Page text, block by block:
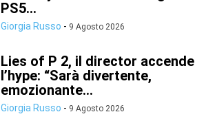
PS5...
Giorgia Russo - 9 Agosto 2026
Lies of P 2, il director accende
l’hype: “Sarà divertente,
emozionante...
Giorgia Russo - 9 Agosto 2026